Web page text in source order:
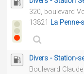
320, boulevard
13821 La Penne-
Divers - Station-
Boulevard